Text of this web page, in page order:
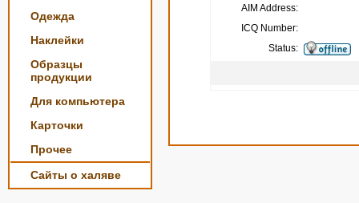
Одежда
Наклейки
Образцы
продукции
Для компьютера
Карточки
Прочее
Сайты о халяве
AIM Address:
ICQ Number:
Status: